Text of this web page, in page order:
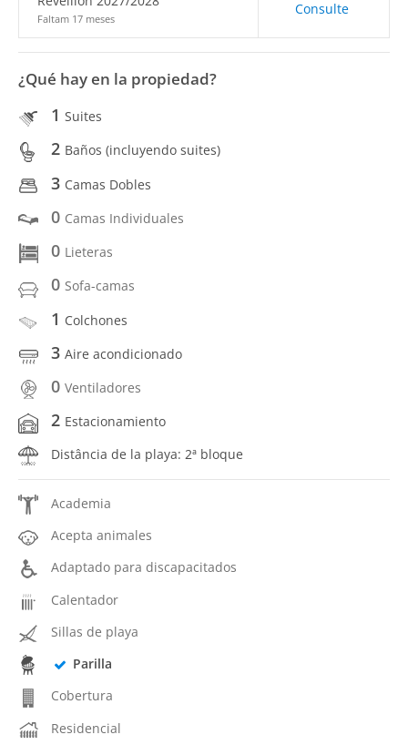
Faltam 17 meses
Consulte
¿Qué hay en la propiedad?
1 Suites
2 Baños (incluyendo suites)
3 Camas Dobles
0 Camas Individuales
0 Lieteras
0 Sofa-camas
1 Colchones
3 Aire acondicionado
0 Ventiladores
2 Estacionamiento
Distância de la playa: 2ª bloque
Academia
Acepta animales
Adaptado para discapacitados
Calentador
Sillas de playa
Parilla
Cobertura
Residencial